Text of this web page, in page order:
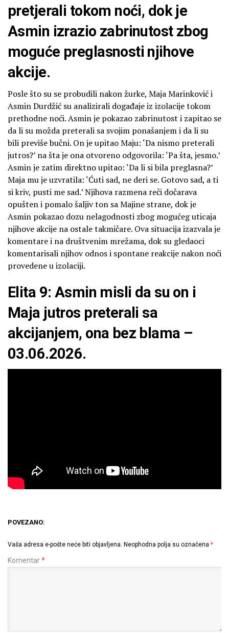
pretjerali tokom noći, dok je
Asmin izrazio zabrinutost zbog
moguće preglasnosti njihove
akcije.
Posle što su se probudili nakon žurke, Maja Marinković i
Asmin Durdžić su analizirali događaje iz izolacije tokom
prethodne noći. Asmin je pokazao zabrinutost i zapitao se
da li su možda preterali sa svojim ponašanjem i da li su
bili previše bučni. On je upitao Maju: ‘Da nismo preterali
jutros?’ na šta je ona otvoreno odgovorila: ‘Pa šta, jesmo.’
Asmin je zatim direktno upitao: ‘Da li si bila preglasna?’
Maja mu je uzvratila: ‘Ćuti sad, ne deri se. Gotovo sad, a ti
si kriv, pusti me sad.’ Njihova razmena reči dočarava
opušten i pomalo šaljiv ton sa Majine strane, dok je
Asmin pokazao dozu nelagodnosti zbog mogućeg uticaja
njihove akcije na ostale takmičare. Ova situacija izazvala je
komentare i na društvenim mrežama, dok su gledaoci
komentarisali njihov odnos i spontane reakcije nakon noći
provedene u izolaciji.
Elita 9: Asmin misli da su on i
Maja jutros preterali sa
akcijanjem, ona bez blama –
03.06.2026.
POVEZANO:
Vaša adresa e-pošte neće biti objavljena. Neophodna polja su označena *
Komentar*